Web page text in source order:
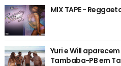
MIX TAPE -
Yuri e Will
Tambaba-PB em